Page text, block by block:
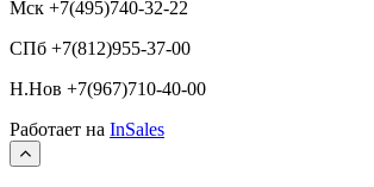
Мск +7(495)740-32-22
СПб +7(812)955-37-00
Н.Нов +7(967)710-40-00
Работает на InSales